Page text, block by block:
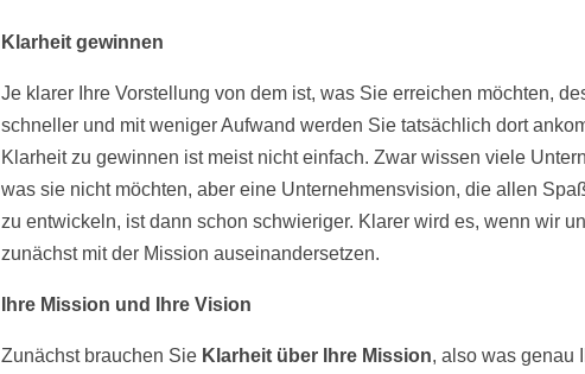
Klarheit gewinnen
Je klarer Ihre Vorstellung von dem ist, was Sie erreichen möchten,
schneller und mit weniger Aufwand werden Sie tatsächlich dort
Klarheit zu gewinnen ist meist nicht einfach. Zwar wissen viele
was sie nicht möchten, aber eine Unternehmensvision, die allen
zu entwickeln, ist dann schon schwieriger. Klarer wird es, wenn wir
zunächst mit der Mission auseinandersetzen.
Ihre Mission und Ihre Vision
Zunächst brauchen Sie Klarheit über Ihre Mission, also was genau